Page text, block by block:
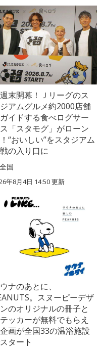
末開幕！Ｊリーグのス
アムグルメ約2000店舗
イドする食べログサー
「スタモグ」がローン
“おいしい”をスタジアム
の入り口に
全国
年8月4日 14:50更新
ナのあとに、
。スヌーピーデザ
のオリジナルの冊子と
ッカーが無料でもらえ
画が全国33の温浴施設
タート